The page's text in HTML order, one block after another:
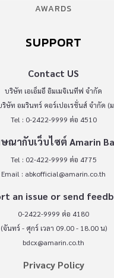
AWARDS
SUPPORT
Contact US
บริษัท เอเอ็มอี อิมเมจิเนทีฟ จำกัด
ริษัท อมรินทร์ คอร์เปอเรชั่นส์ จำกัด (
Tel : 0-2422-9999 ต่อ 4510
ณากับเว็บไซต์ Amarin
Tel : 02-422-9999 ต่อ 4775
Email : abkofficial@amarin.co.th
an issue or send
0-2422-9999 ต่อ 4180
(จันทร์ - ศุกร์ เวลา 09.00 - 18.00 น)
bdcx@amarin.co.th
Privacy Policy